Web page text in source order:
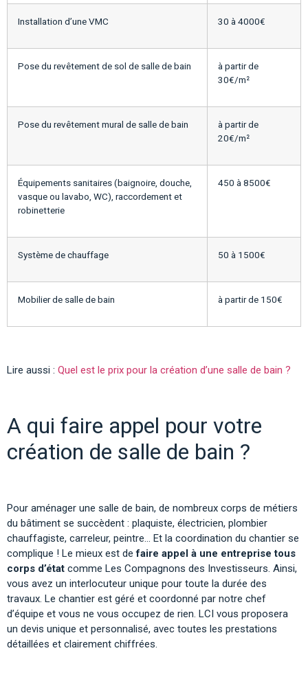
Installation d’une VMC 30 à 4000€
Pose du revêtement de sol de salle de bain
à partir de
30€/m²
Pose du revêtement mural de salle de bain
à partir de
20€/m²
Équipements sanitaires (baignoire, douche,
vasque ou lavabo, WC), raccordement et
robinetterie
450 à 8500€
Système de chauffage 50 à 1500€
Mobilier de salle de bain à partir de 150€
Lire aussi : Quel est le prix pour la création d’une salle de bain ?
A qui faire appel pour votre
création de salle de bain ?
Pour aménager une salle de bain, de nombreux corps de métiers
du bâtiment se succèdent : plaquiste, électricien, plombier
chauffagiste, carreleur, peintre… Et la coordination du chantier se
complique ! Le mieux est defaire appel à une entreprise tous
corps d’état comme Les Compagnons des Investisseurs. Ainsi,
vous avez un interlocuteur unique pour toute la durée des
travaux. Le chantier est géré et coordonné par notre chef
d’équipe et vous ne vous occupez de rien. LCI vous proposera
un devis unique et personnalisé, avec toutes les prestations
détaillées et clairement chiffrées.